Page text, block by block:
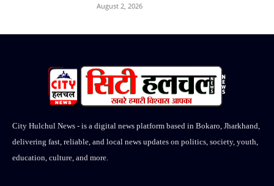
August 2, 2026
City Hulchul News - is a digital news platform based in Bokaro, Jharkhand,
delivering fast, reliable, and local news updates on politics, society, youth,
education, culture, and more.